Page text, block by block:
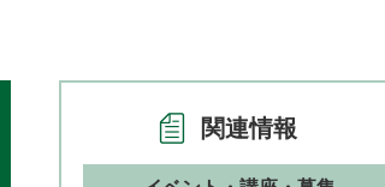
関連情報